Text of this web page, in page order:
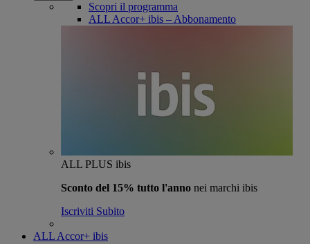
Scopri il programma
ALL Accor+ ibis – Abbonamento
ALL PLUS ibis
Sconto del 15% tutto l'anno nei marchi ibis
Iscriviti Subito
ALL Accor+ ibis